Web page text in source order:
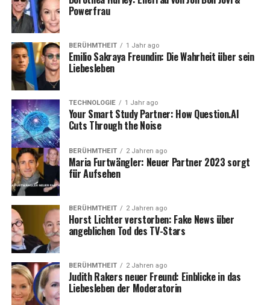
Roland Kaiser: Privatleben und
Beziehungen
Trotz seines riesigen Erfolgs war Roland Kaiser immer
darauf bedacht, sein Privatleben größtenteils aus der
Öffentlichkeit herauszuhalten. Dennoch gab es immer
wieder Gerüchte und Berichte über seine Beziehungen
und seine Familie. Auch seine Ehe wurde in den Medien
mehrfach thematisiert. Zu den bekanntesten Stationen
in seiner Beziehungsgeschichte zählt die Ehe mit seiner
jetzigen Frau, die er seit vielen Jahren an seiner Seite
hat.
Powerfrau
BERÜHMTHEIT 1 Jahr ago
Emilio Sakraya Freundin: Die Wahrheit über sein
Liebesleben
TECHNOLOGIE 1 Jahr ago
Your Smart Study Partner: How Question.AI
Cuts Through the Noise
BERÜHMTHEIT 2 Jahren ago
Maria Furtwängler: Neuer Partner 2023 sorgt
für Aufsehen
BERÜHMTHEIT 2 Jahren ago
Horst Lichter verstorben: Fake News über
angeblichen Tod des TV-Stars
BERÜHMTHEIT 2 Jahren ago
Judith Rakers neuer Freund: Einblicke in das
Liebesleben der Moderatorin